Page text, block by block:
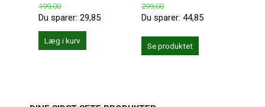
199,00
Du sparer: 29,85
Læg i kurv
299,00
Du sparer: 44,85
Se produktet